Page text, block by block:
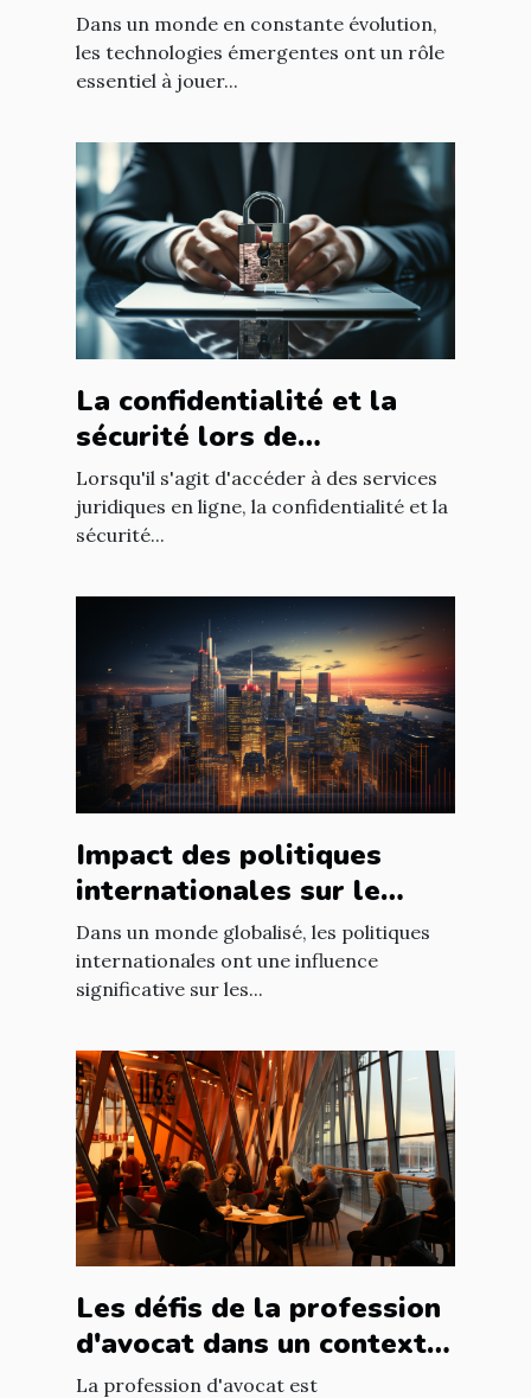
entreprises
Dans un monde en constante évolution,
les technologies émergentes ont un rôle
essentiel à jouer...
La confidentialité et la
sécurité lors de
l'utilisation d'un avocat en
ligne
Lorsqu'il s'agit d'accéder à des services
juridiques en ligne, la confidentialité et la
sécurité...
Impact des politiques
internationales sur le
marché immobilier
français
Dans un monde globalisé, les politiques
internationales ont une influence
significative sur les...
Les défis de la profession
d'avocat dans un contexte
international à Nantes
La profession d'avocat est